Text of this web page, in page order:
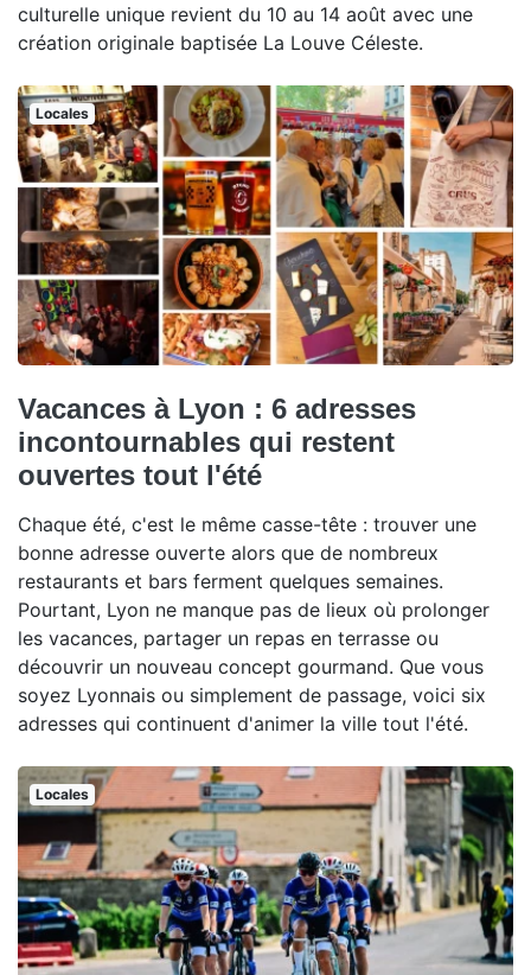
culturelle unique revient du 10 au 14 août avec une
création originale baptisée La Louve Céleste.
Locales
Vacances à Lyon : 6 adresses
incontournables qui restent
ouvertes tout l'été
Chaque été, c'est le même casse-tête : trouver une
bonne adresse ouverte alors que de nombreux
restaurants et bars ferment quelques semaines.
Pourtant, Lyon ne manque pas de lieux où prolonger
les vacances, partager un repas en terrasse ou
découvrir un nouveau concept gourmand. Que vous
soyez Lyonnais ou simplement de passage, voici six
adresses qui continuent d'animer la ville tout l'été.
Locales